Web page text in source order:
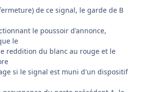
de ce signal, le garde de B
le poussoir d'annonce,
le
reddition du blanc au rouge et le
si le signal est muni d'un dispositif